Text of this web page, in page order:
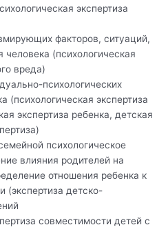
экспертиза
факторов, ситуаций,
человека (психологическая
вреда)
психологических
(психологическая экспертиза
экспертиза ребенка, детская
психологическое
влияния родителей на
отношения ребенка к
(экспертиза детско-
совместимости детей с